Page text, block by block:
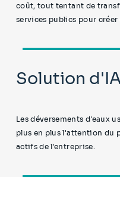
coût, tout tentant de
services publics pour
Solution
Les déversements d'eaux
plus en plus l'attention du
actifs de l'entreprise.